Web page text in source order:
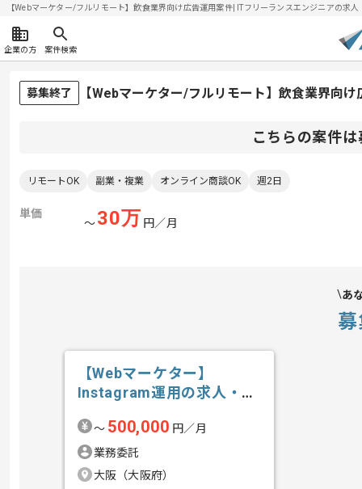
【Webマーケター/フルリモート】飲食業界向け広告運用案件| ITフリーランスエンジニアの求
企業の方 案件検索
募集終了 【Webマーケター/フルリモート】飲食業界向
こちらの案件
リモートOK 副業・複業 オンライン商談OK 週2日
単価
〜30万 円／月
あ
【Webマーケター】
Instagram運用の求人・案
〜 500,000 円／月
業務委託
大阪（大阪府）